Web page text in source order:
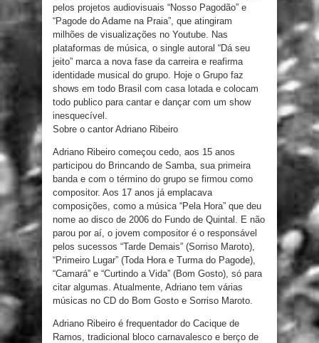
pelos projetos audiovisuais “Nosso Pagodão” e
“Pagode do Adame na Praia”, que atingiram
milhões de visualizações no Youtube. Nas
plataformas de música, o single autoral “Dá seu
jeito” marca a nova fase da carreira e reafirma
identidade musical do grupo. Hoje o Grupo faz
shows em todo Brasil com casa lotada e colocam
todo publico para cantar e dançar com um show
inesquecível.
Sobre o cantor Adriano Ribeiro
Adriano Ribeiro começou cedo, aos 15 anos
participou do Brincando de Samba, sua primeira
banda e com o término do grupo se firmou como
compositor. Aos 17 anos já emplacava
composições, como a música “Pela Hora” que deu
nome ao disco de 2006 do Fundo de Quintal. E não
parou por aí, o jovem compositor é o responsável
pelos sucessos “Tarde Demais” (Sorriso Maroto),
“Primeiro Lugar” (Toda Hora e Turma do Pagode),
“Camará” e “Curtindo a Vida” (Bom Gosto), só para
citar algumas. Atualmente, Adriano tem várias
músicas no CD do Bom Gosto e Sorriso Maroto.
Adriano Ribeiro é frequentador do Cacique de
Ramos, tradicional bloco carnavalesco e berço de